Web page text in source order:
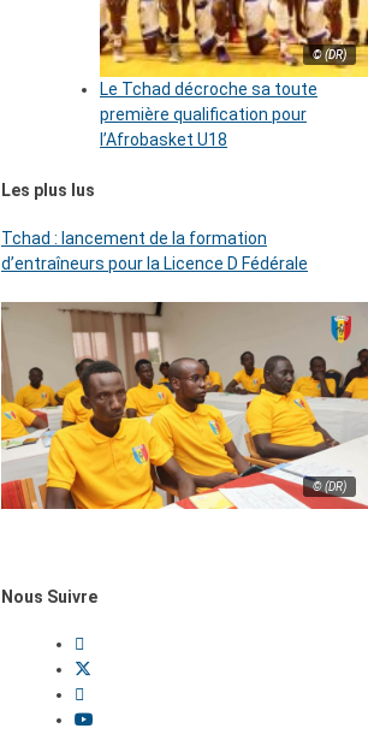
© (DR)
Le Tchad décroche sa toute
première qualification pour
l’Afrobasket U18
Les plus lus
Tchad : lancement de la formation
d’entraîneurs pour la Licence D Fédérale
© (DR)
Nous Suivre